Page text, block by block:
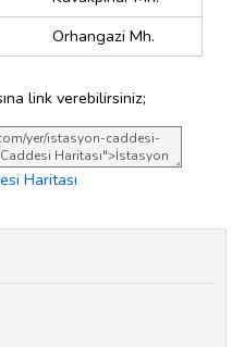
Orhangazi Mh.
link verebilirsiniz;
Haritası